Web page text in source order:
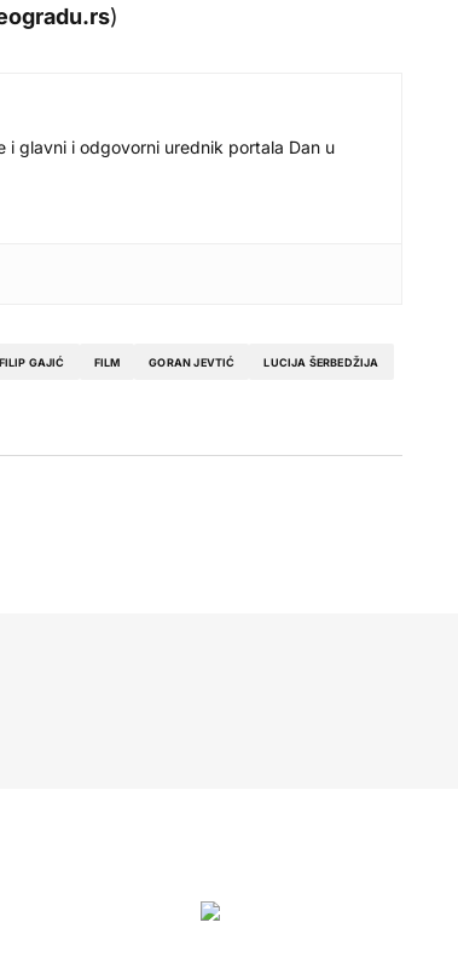
)
i glavni i odgovorni urednik portala Dan u
FILIP GAJIĆ FILM GORAN JEVTIĆ LUCIJA ŠERBEDŽIJA